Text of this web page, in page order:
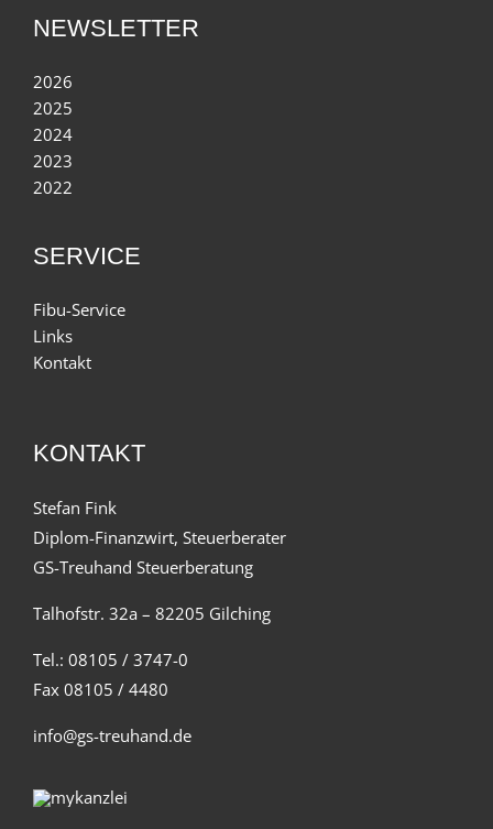
NEWSLETTER
2026
2025
2024
2023
2022
SERVICE
Fibu-Service
Links
Kontakt
KONTAKT
Stefan Fink
Diplom-Finanzwirt, Steuerberater
GS-Treuhand Steuerberatung
Talhofstr. 32a – 82205 Gilching
Tel.: 08105 / 3747-0
Fax 08105 / 4480
info@gs-treuhand.de